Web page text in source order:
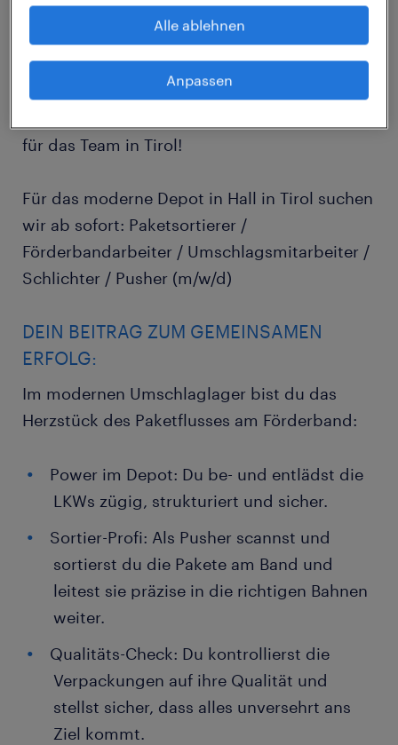
Marktführer im B2B-Segment bietet das
Unternehmen seit über drei Jahrzehnten
erstklassige Paketlogistik-Lösungen. Da das
erfolgreiche Logistiknetzwerk weiter wächst,
für das Team in Tirol!
Für das moderne Depot in Hall in Tirol suchen
wir ab sofort: Paketsortierer /
Förderbandarbeiter / Umschlagsmitarbeiter /
Schlichter / Pusher (m/w/d)
DEIN BEITRAG ZUM GEMEINSAMEN
ERFOLG:
Im modernen Umschlaglager bist du das
Herzstück des Paketflusses am Förderband:
Power im Depot: Du be- und entlädst die
LKWs zügig, strukturiert und sicher.
Sortier-Profi: Als Pusher scannst und
sortierst du die Pakete am Band und
leitest sie präzise in die richtigen Bahnen
weiter.
Qualitäts-Check: Du kontrollierst die
Verpackungen auf ihre Qualität und
stellst sicher, dass alles unversehrt ans
Ziel kommt.
Alle ablehnen
Anpassen